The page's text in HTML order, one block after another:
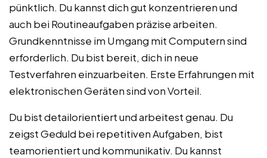
pünktlich. Du kannst dich gut konzentrieren und
auch bei Routineaufgaben präzise arbeiten.
Grundkenntnisse im Umgang mit Computern sind
erforderlich. Du bist bereit, dich in neue
Testverfahren einzuarbeiten. Erste Erfahrungen mit
elektronischen Geräten sind von Vorteil.
Du bist detailorientiert und arbeitest genau. Du
zeigst Geduld bei repetitiven Aufgaben, bist
teamorientiert und kommunikativ. Du kannst